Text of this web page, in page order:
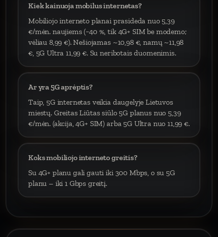
Kiek kainuoja mobilus internetas?
Mobiliojo interneto planai prasideda nuo 5,39
€/mėn. naujiems (−40 %, tik 4G+ SIM be modemo;
vėliau 8,99 €). Nešiojamas ~10,98 €, namų ~11,98
€, 5G Ultra 11,99 €. Su neribotais duomenimis.
Ar yra 5G aprėptis?
Taip, 5G internetas veikia daugelyje Lietuvos
miestų. Greitas Liūtas siūlo 5G planus nuo 5,39
€/mėn. (akcija, 4G+ SIM) arba 5G Ultra nuo 11,99 €.
Koks mobiliojo interneto greitis?
Su 4G+ planu gali gauti iki 300 Mbps, o su 5G
planu – iki 1 Gbps greitį.